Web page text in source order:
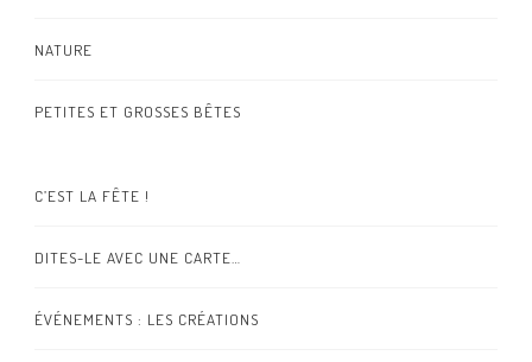
NATURE
PETITES ET GROSSES BÊTES
C’EST LA FÊTE !
DITES-LE AVEC UNE CARTE…
ÉVÉNEMENTS : LES CRÉATIONS